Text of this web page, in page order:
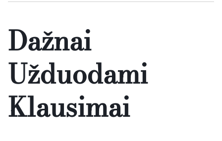
Dažnai
Užduodami
Klausimai